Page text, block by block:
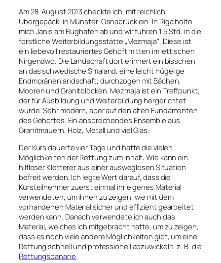
Am 28. August 2013 checkte ich, mit reichlich
Übergepäck, in Münster-Osnabrück ein. In Riga holte
mich Janis am Flughafen ab und wir fuhren 1,5 Std. in die
forstliche Weiterbildungsstätte „Mezmaja“. Diese ist
ein liebevoll restauriertes Gehöft mitten im lettischen
Nirgendwo. Die Landschaft dort erinnert ein bisschen
an das schwedische Smaland, eine leicht hügelige
Endmoränenlandschaft, durchzogen mit Bächen,
Mooren und Granitblöcken. Mezmaja ist ein Treffpunkt,
der für Ausbildung und Weiterbildung hergerichtet
wurde. Sehr modern, aber auf den alten Fundamenten
des Gehöftes. Ein ansprechendes Ensemble aus
Granitmauern, Holz, Metall und viel Glas.
Der Kurs dauerte vier Tage und hatte die vielen
Möglichkeiten der Rettung zum Inhalt: Wie kann ein
hilfloser Kletterer aus einer ausweglosen Situation
befreit werden. Ich legte Wert darauf, dass die
Kursteilnehmer zuerst einmal ihr eigenes Material
verwendeten, um ihnen zu zeigen, wie mit dem
vorhandenen Material sicher und effizient gearbeitet
werden kann. Danach verwendete ich auch das
Material, welches ich mitgebracht hatte, um zu zeigen,
dass es noch viele andere Möglichkeiten gibt, um eine
Rettung schnell und professionell abzuwickeln, z. B. die
Rettungsbanane.